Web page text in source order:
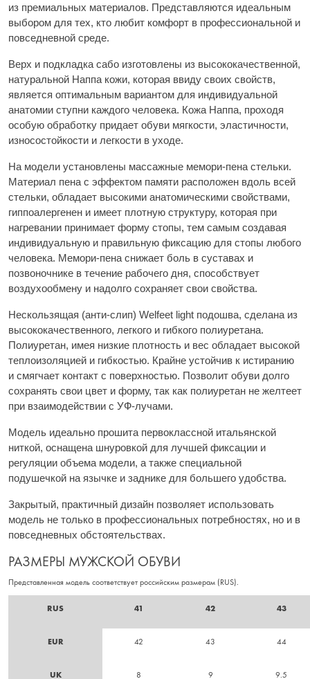
из премиальных материалов. Представляются идеальным
выбором для тех, кто любит комфорт в профессиональной и
повседневной среде.
Верх и подкладка сабо изготовлены из высококачественной,
натуральной Наппа кожи, которая ввиду своих свойств,
является оптимальным вариантом для индивидуальной
анатомии ступни каждого человека. Кожа Наппа, проходя
особую обработку придает обуви мягкости, эластичности,
износостойкости и легкости в уходе.
На модели установлены массажные мемори-пена стельки.
Материал пена с эффектом памяти расположен вдоль всей
стельки, обладает высокими анатомическими свойствами,
гиппоалергенен и имеет плотную структуру, которая при
нагревании принимает форму стопы, тем самым создавая
индивидуальную и правильную фиксацию для стопы любого
человека. Мемори-пена снижает боль в суставах и
позвоночнике в течение рабочего дня, способствует
воздухообмену и надолго сохраняет свои свойства.
Нескользящая (анти-слип) Welfeet light подошва, сделана из
высококачественного, легкого и гибкого полиуретана.
Полиуретан, имея низкие плотность и вес обладает высокой
теплоизоляцией и гибкостью. Крайне устойчив к истиранию
и смягчает контакт с поверхностью. Позволит обуви долго
сохранять свои цвет и форму, так как полиуретан не желтеет
при взаимодействии с УФ-лучами.
Модель идеально прошита первоклассной итальянской
ниткой, оснащена шнуровкой для лучшей фиксации и
регуляции объема модели, а также специальной
подушечкой на язычке и заднике для большего удобства.
Закрытый, практичный дизайн позволяет использовать
модель не только в профессиональных потребностях, но и в
повседневных обстоятельствах.
РАЗМЕРЫ МУЖСКОЙ ОБУВИ
Представленная модель соответствует российским размерам (RUS).
RUS 41 42 43
EUR 42 43 44
UK 8 9 9.5